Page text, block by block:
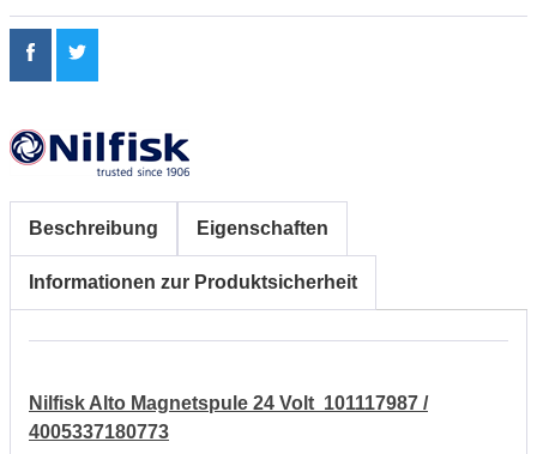
Beschreibung Eigenschaften
Informationen zur Produktsicherheit
Nilfisk Alto Magnetspule 24 Volt 101117987 /
4005337180773